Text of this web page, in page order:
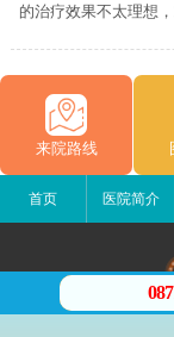
的治疗效果不太理想
来院路线
首页 医院简介